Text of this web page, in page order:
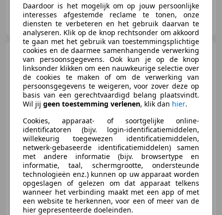
Hofstede Automotive B.V.
NL-5463 XG VEGHEL
Volkswagen Passat
Variant
1.4 TSI Highline |
Clima
€ 12.990
08/2018 150.559 km Benzine 92 kW (125 PK)
Hofstede Automotive B.V.
NL-5463 XG VEGHEL
Daardoor is het mogelijk om op jouw persoonlijke
interesses afgestemde reclame te tonen, onze
diensten te verbeteren en het gebruik daarvan te
analyseren. Klik op de knop rechtsonder om akkoord
te gaan met het gebruik van toestemmingsplichtige
cookies en de daarmee samenhangende verwerking
van persoonsgegevens. Ook kun je op de knop
linksonder klikken om een nauwkeurige selectie over
de cookies te maken of om de verwerking van
persoonsgegevens te weigeren, voor zover deze op
basis van een gerechtvaardigd belang plaatsvindt.
Wil jij geen toestemming verlenen, klik dan hier.
Cookies, apparaat- of soortgelijke online-
identificatoren (bijv. login-identificatiemiddelen,
willekeurig toegewezen identificatiemiddelen,
netwerk-gebaseerde identificatiemiddelen) samen
met andere informatie (bijv. browsertype en
informatie, taal, schermgrootte, ondersteunde
technologieën enz.) kunnen op uw apparaat worden
opgeslagen of gelezen om dat apparaat telkens
wanneer het verbinding maakt met een app of met
een website te herkennen, voor een of meer van de
hier gepresenteerde doeleinden.